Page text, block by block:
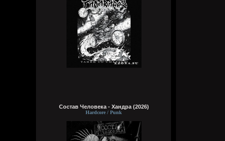
Состав Человека - Хандра (2026)
Hardcore / Punk